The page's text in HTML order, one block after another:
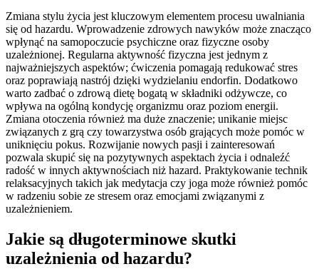
Zmiana stylu życia jest kluczowym elementem procesu uwalniania
się od hazardu. Wprowadzenie zdrowych nawyków może znacząco
wpłynąć na samopoczucie psychiczne oraz fizyczne osoby
uzależnionej. Regularna aktywność fizyczna jest jednym z
najważniejszych aspektów; ćwiczenia pomagają redukować stres
oraz poprawiają nastrój dzięki wydzielaniu endorfin. Dodatkowo
warto zadbać o zdrową dietę bogatą w składniki odżywcze, co
wpływa na ogólną kondycję organizmu oraz poziom energii.
Zmiana otoczenia również ma duże znaczenie; unikanie miejsc
związanych z grą czy towarzystwa osób grających może pomóc w
uniknięciu pokus. Rozwijanie nowych pasji i zainteresowań
pozwala skupić się na pozytywnych aspektach życia i odnaleźć
radość w innych aktywnościach niż hazard. Praktykowanie technik
relaksacyjnych takich jak medytacja czy joga może również pomóc
w radzeniu sobie ze stresem oraz emocjami związanymi z
uzależnieniem.
Jakie są długoterminowe skutki
uzależnienia od hazardu?